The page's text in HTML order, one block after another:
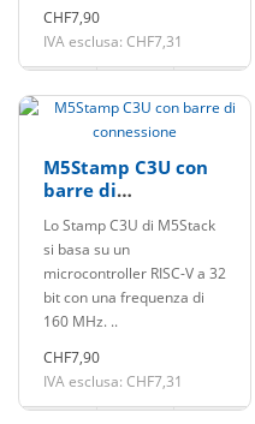
CHF7,90
IVA esclusa: CHF7,31
M5Stamp C3U con
barre di
Lo Stamp C3U di M5Stack
si basa su un
microcontroller RISC-V a 32
bit con una frequenza di
160 MHz. ..
CHF7,90
IVA esclusa: CHF7,31